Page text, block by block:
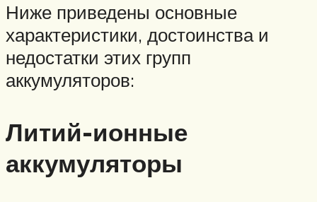
Ниже приведены основные
характеристики, достоинства и
недостатки этих групп
аккумуляторов:
Литий-ионные
аккумуляторы